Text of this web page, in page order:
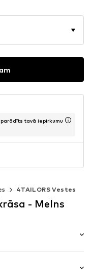
tavā iepirkumu
4TAILORS Vestes
- Melns